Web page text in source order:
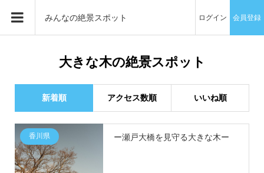
みんなの絶景スポット ログイン 会員登録
大きな木の絶景スポット
新着順 アクセス数順 いいね順
香川県 ー瀬戸大橋を見守る大きな木ー